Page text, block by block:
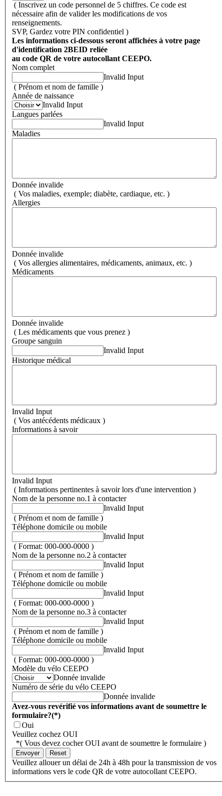
( Inscrivez un code personnel de 5 chiffres. Ce code est
nécessaire afin de valider les modifications de vos
renseignements.
SVP, Gardez votre PIN confidentiel )
Les informations ci-dessous seront affichées à votre page
d'identification 2BEID reliée
au code QR de votre autocollant CEEPO.
Nom complet
Invalid Input
( Prénom et nom de famille )
Année de naissance
Invalid Input
Langues parlées
Invalid Input
Maladies
Donnée invalide
( Vos maladies, exemple; diabète, cardiaque, etc. )
Allergies
Donnée invalide
( Vos allergies alimentaires, médicaments, animaux, etc. )
Médicaments
Donnée invalide
( Les médicaments que vous prenez )
Groupe sanguin
Invalid Input
Historique médical
Invalid Input
( Vos antécédents médicaux )
Informations à savoir
Invalid Input
( Informations pertinentes à savoir lors d'une intervention )
Nom de la personne no.1 à contacter
Invalid Input
( Prénom et nom de famille )
Téléphone domicile ou mobile
Invalid Input
( Format: 000-000-0000 )
Nom de la personne no.2 à contacter
Invalid Input
( Prénom et nom de famille )
Téléphone domicile ou mobile
Invalid Input
( Format: 000-000-0000 )
Nom de la personne no.3 à contacter
Invalid Input
( Prénom et nom de famille )
Téléphone domicile ou mobile
Invalid Input
( Format: 000-000-0000 )
Modèle du vélo CEEPO
Donnée invalide
Numéro de série du vélo CEEPO
Donnée invalide
Avez-vous revérifié vos informations avant de soumettre le
formulaire?(*)
Oui
Veuillez cochez OUI
*( Vous devez cocher OUI avant de soumettre le formulaire )
Veuillez allouer un délai de 24h à 48h pour la transmission de vos
informations vers le code QR de votre autocollant CEEPO.